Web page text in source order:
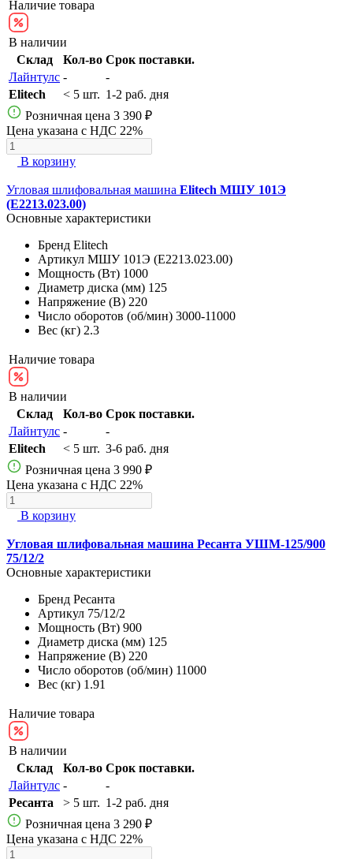
Наличие товара
В наличии
Склад
Кол-во Срок поставки.
Лайнтулс -
-
Elitech
< 5 шт. 1-2 раб. дня
Розничная цена 3 390 ₽
Цена указана с НДС 22%
В корзину
Угловая шлифовальная машина Elitech МШУ 101Э
(E2213.023.00)
Основные характеристики
Бренд Elitech
Артикул МШУ 101Э (E2213.023.00)
Мощность (Вт) 1000
Диаметр диска (мм) 125
Напряжение (В) 220
Число оборотов (об/мин) 3000-11000
Вес (кг) 2.3
Наличие товара
В наличии
Склад
Кол-во Срок поставки.
Лайнтулс -
-
Elitech
< 5 шт. 3-6 раб. дня
Розничная цена 3 990 ₽
Цена указана с НДС 22%
В корзину
Угловая шлифовальная машина Ресанта УШМ-125/900
75/12/2
Основные характеристики
Бренд Ресанта
Артикул 75/12/2
Мощность (Вт) 900
Диаметр диска (мм) 125
Напряжение (В) 220
Число оборотов (об/мин) 11000
Вес (кг) 1.91
Наличие товара
В наличии
Склад
Кол-во Срок поставки.
Лайнтулс -
-
Ресанта
> 5 шт. 1-2 раб. дня
Розничная цена 3 290 ₽
Цена указана с НДС 22%